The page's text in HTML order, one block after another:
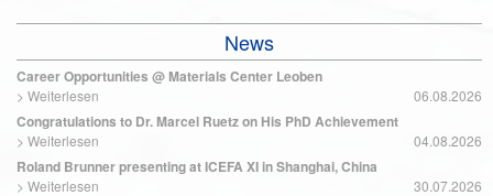
News
Career Opportunities @ Materials Center Leoben
> Weiterlesen 06.08.2026
Congratulations to Dr. Marcel Ruetz on His PhD Achievement
> Weiterlesen 04.08.2026
Roland Brunner presenting at ICEFA XI in Shanghai, China
> Weiterlesen 30.07.2026